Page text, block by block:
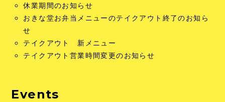
休業期間のお知らせ
おきな堂お弁当メニューのテイクアウト終了のお知ら
せ
テイクアウト 新メニュー
テイクアウト営業時間変更のお知らせ
Events